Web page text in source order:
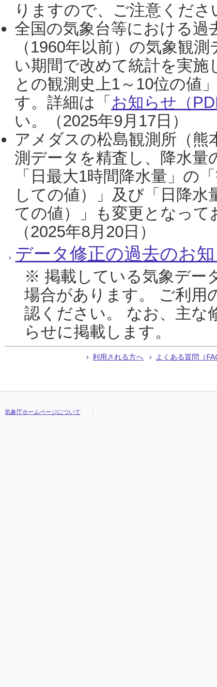
りますので、ご注意くだ
全国の気象台等における過
（1960年以前）の気象観
い期間で改めて統計を実
との観測史上1～10位の値
す。詳細は「 お知らせ（
い。（2025年9月17日）
アメダスの松島観測所（熊
測データを精査し、降水
「日最大1時間降水量」の
しての値）」及び「日降
ての値）」も変更となっ
（2025年8月20日）
データ修正の過去のお
※ 掲載している気象デー
場合があります。 ご利用
認ください。 なお、主な
らせに掲載します。
利用される方へ よくある質問（
気象庁ホームページについて